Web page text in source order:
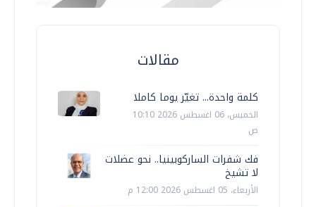
مقالات
كلمة واحدة... تغيّر يوما كاملا
الخميس، 06 اغسطس 2026 10:10
ص
فك شفرات الساركوبينيا.. نحو عضلات
لا تشيخ
الأربعاء، 05 اغسطس 2026 12:00 م